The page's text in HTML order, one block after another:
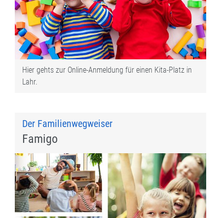
Hier gehts zur Online-Anmeldung für einen Kita-Platz in
Lahr.
Der Familienwegweiser
Famigo